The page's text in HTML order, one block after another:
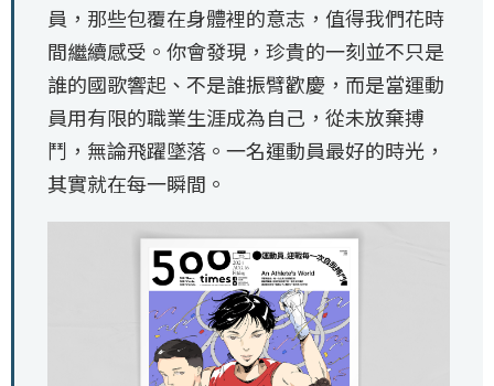
員，那些包覆在身體裡的意志，值得我們花時
間繼續感受。你會發現，珍貴的一刻並不只是
誰的國歌響起、不是誰振臂歡慶，而是當運動
員用有限的職業生涯成為自己，從未放棄搏
鬥，無論飛躍墜落。一名運動員最好的時光，
其實就在每一瞬間。